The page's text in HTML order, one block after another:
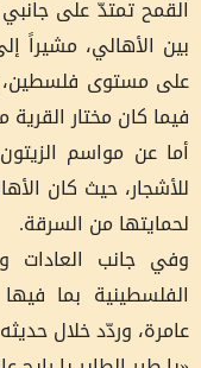
القمح تمتدّ على
بين الأهالي، مشيراً
على مستوى فلسطين،
فيما كان مختار القرية
أما عن مواسم
للأشجار، حيث كان
لحمايتها من السرقة.
وفي جانب العادات
الفلسطينية بما
عامرة، وردّد خلال